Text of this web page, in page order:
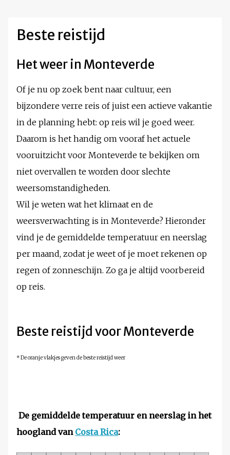
Beste reistijd
Het weer in Monteverde
Of je nu op zoek bent naar cultuur, een
bijzondere verre reis of juist een actieve vakantie
in de planning hebt: op reis wil je goed weer.
Daarom is het handig om vooraf het actuele
vooruitzicht voor Monteverde te bekijken om
niet overvallen te worden door slechte
weersomstandigheden.
Wil je weten wat het klimaat en de
weersverwachting is in Monteverde? Hieronder
vind je de gemiddelde temperatuur en neerslag
per maand, zodat je weet of je moet rekenen op
regen of zonneschijn. Zo ga je altijd voorbereid
op reis.
Beste reistijd voor Monteverde
* De oranje vlakjes geven de beste reistijd weer
De gemiddelde temperatuur en neerslag in het
hoogland van Costa Rica: